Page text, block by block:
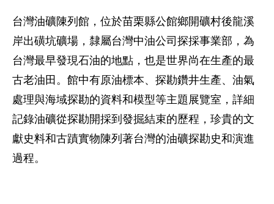
台灣油礦陳列館，位於苗栗縣公館鄉開礦村後龍溪
岸出磺坑礦場，隸屬台灣中油公司探採事業部，為
台灣最早發現石油的地點，也是世界尚在生產的最
古老油田。館中有原油標本、探勘鑽井生產、油氣
處理與海域探勘的資料和模型等主題展覽室，詳細
記錄油礦從探勘開採到發掘結束的歷程，珍貴的文
獻史料和古蹟實物陳列著台灣的油礦探勘史和演進
過程。